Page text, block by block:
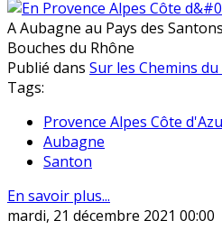
A Aubagne au Pays des
Bouches du Rhône
Publié dans Sur les Chemins
Tags:
Provence Alpes Côte
Aubagne
Santon
En savoir plus...
mardi, 21 décembre 2021 00:00